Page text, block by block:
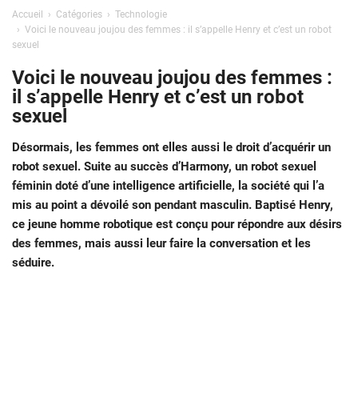
Accueil Catégories
Technologie
Voici le nouveau joujou des femmes : il s’appelle Henry et c’est un robot
sexuel
Voici le nouveau joujou des femmes :
il s’appelle Henry et c’est un robot
sexuel
Désormais, les femmes ont elles aussi le droit d’acquérir un
robot sexuel. Suite au succès d’Harmony, un robot sexuel
féminin doté d’une intelligence artificielle, la société qui l’a
mis au point a dévoilé son pendant masculin. Baptisé Henry,
ce jeune homme robotique est conçu pour répondre aux désirs
des femmes, mais aussi leur faire la conversation et les
séduire.